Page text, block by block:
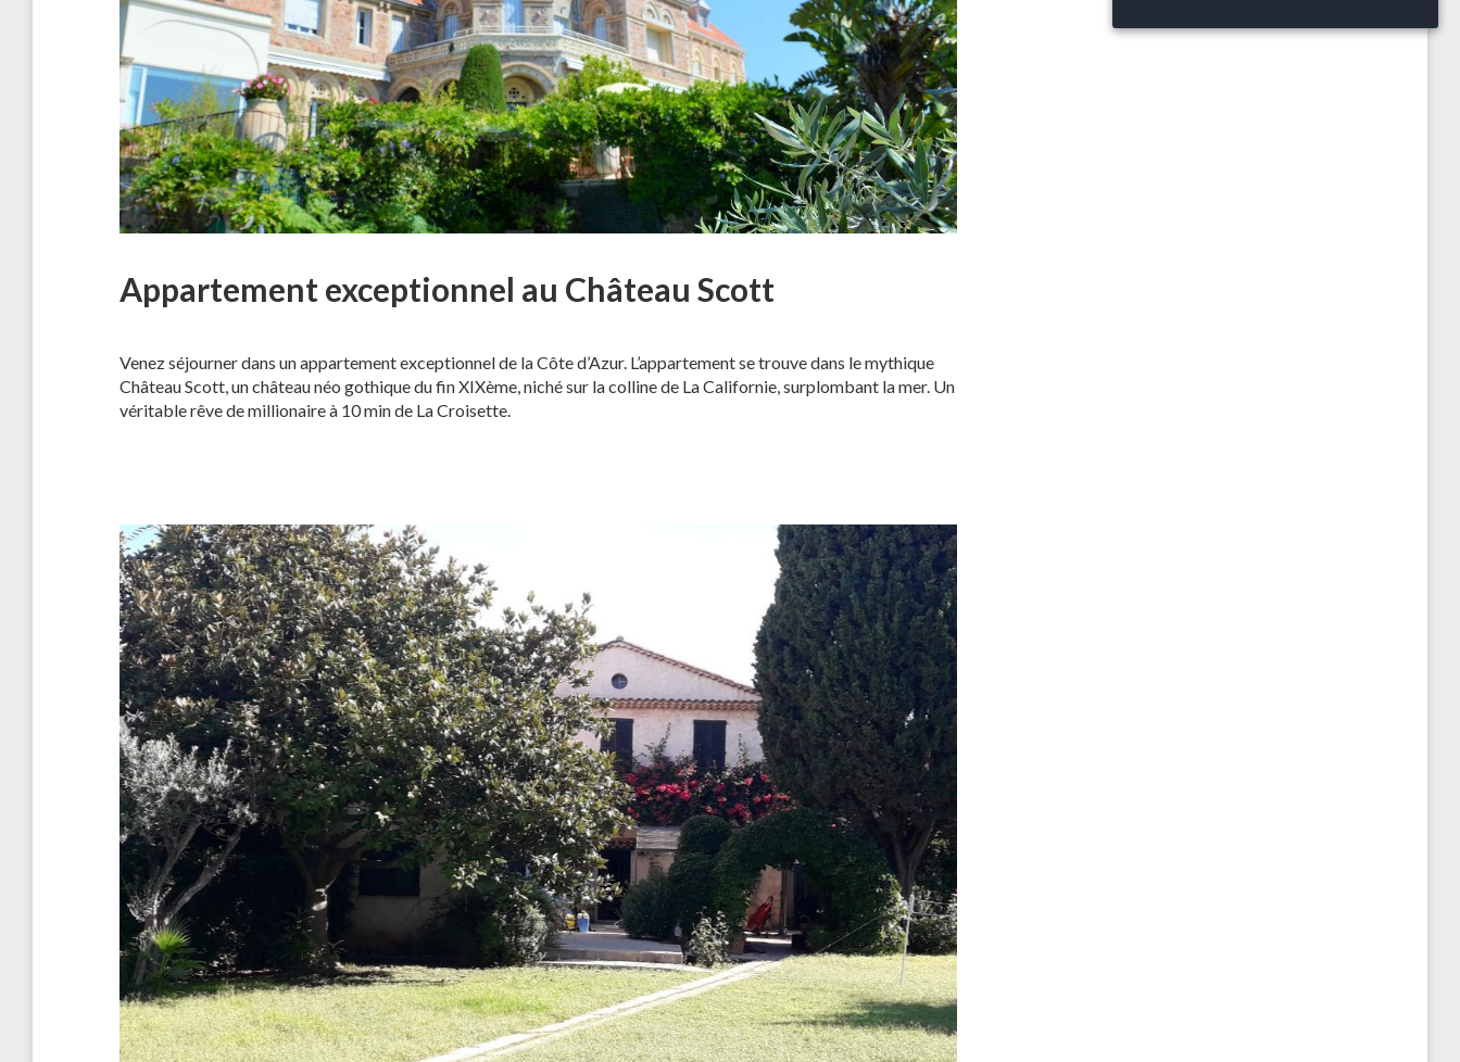
Appartement exceptionnel au Château Scott
Venez séjourner dans un appartement exceptionnel de la Côte d’Azur. L’appartement se trouve dans le mythique
Château Scott, un château néo gothique du fin XIXème, niché sur la colline de La Californie, surplombant la mer. Un
véritable rêve de millionaire à 10 min de La Croisette.